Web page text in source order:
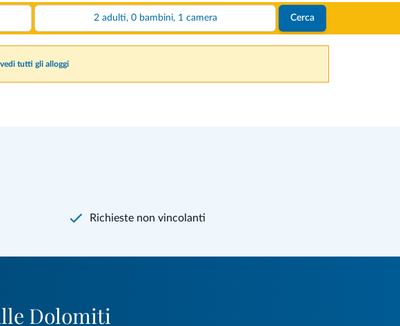
2 adulti, 0 bambini, 1 camera Cerca
vedi tutti gli alloggi
Richieste non vincolanti
Dolomiti